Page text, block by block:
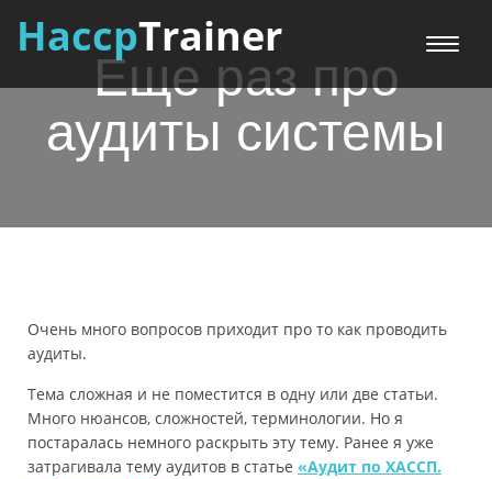
Меню
HaccpTrainer
Еще раз про
аудиты системы
Очень много вопросов приходит про то как проводить
аудиты.
Тема сложная и не поместится в одну или две статьи.
Много нюансов, сложностей, терминологии. Но я
постаралась немного раскрыть эту тему. Ранее я уже
затрагивала тему аудитов в статье «Аудит по ХАССП.